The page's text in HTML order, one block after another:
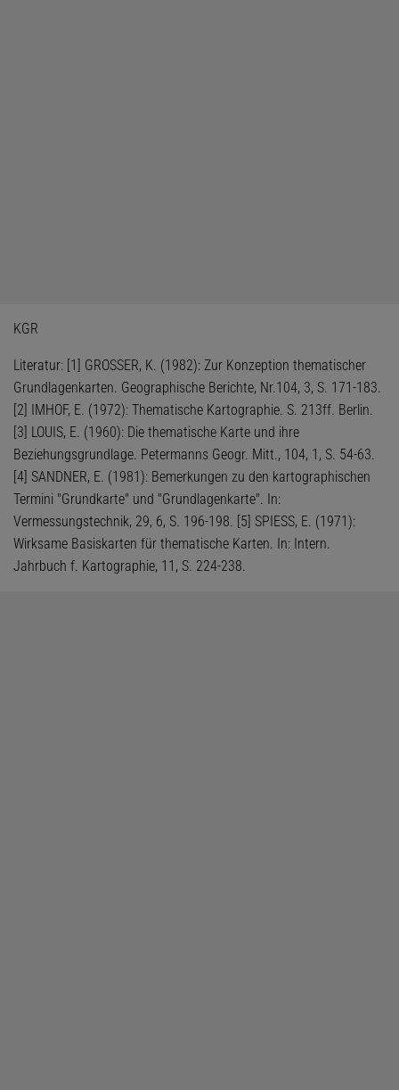
KGR
Literatur: [1] GROSSER, K. (1982): Zur Konzeption thematischer
Grundlagenkarten. Geographische Berichte, Nr.104, 3, S. 171-183.
[2] IMHOF, E. (1972): Thematische Kartographie. S. 213ff. Berlin.
[3] LOUIS, E. (1960): Die thematische Karte und ihre
Beziehungsgrundlage. Petermanns Geogr. Mitt., 104, 1, S. 54-63.
[4] SANDNER, E. (1981): Bemerkungen zu den kartographischen
Termini "Grundkarte" und "Grundlagenkarte". In:
Vermessungstechnik, 29, 6, S. 196-198. [5] SPIESS, E. (1971):
Wirksame Basiskarten für thematische Karten. In: Intern.
Jahrbuch f. Kartographie, 11, S. 224-238.